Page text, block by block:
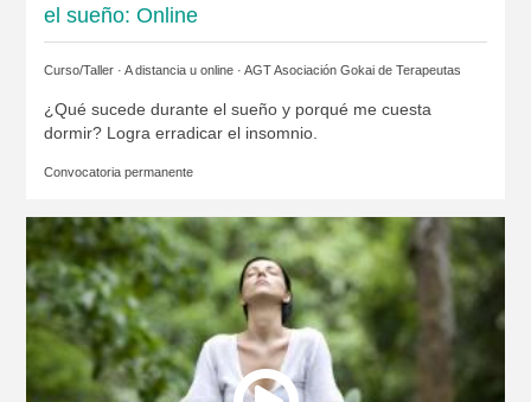
el sueño: Online
Curso/Taller · A distancia u online · AGT Asociación Gokai de Terapeutas
¿Qué sucede durante el sueño y porqué me cuesta
dormir? Logra erradicar el insomnio.
Convocatoria permanente